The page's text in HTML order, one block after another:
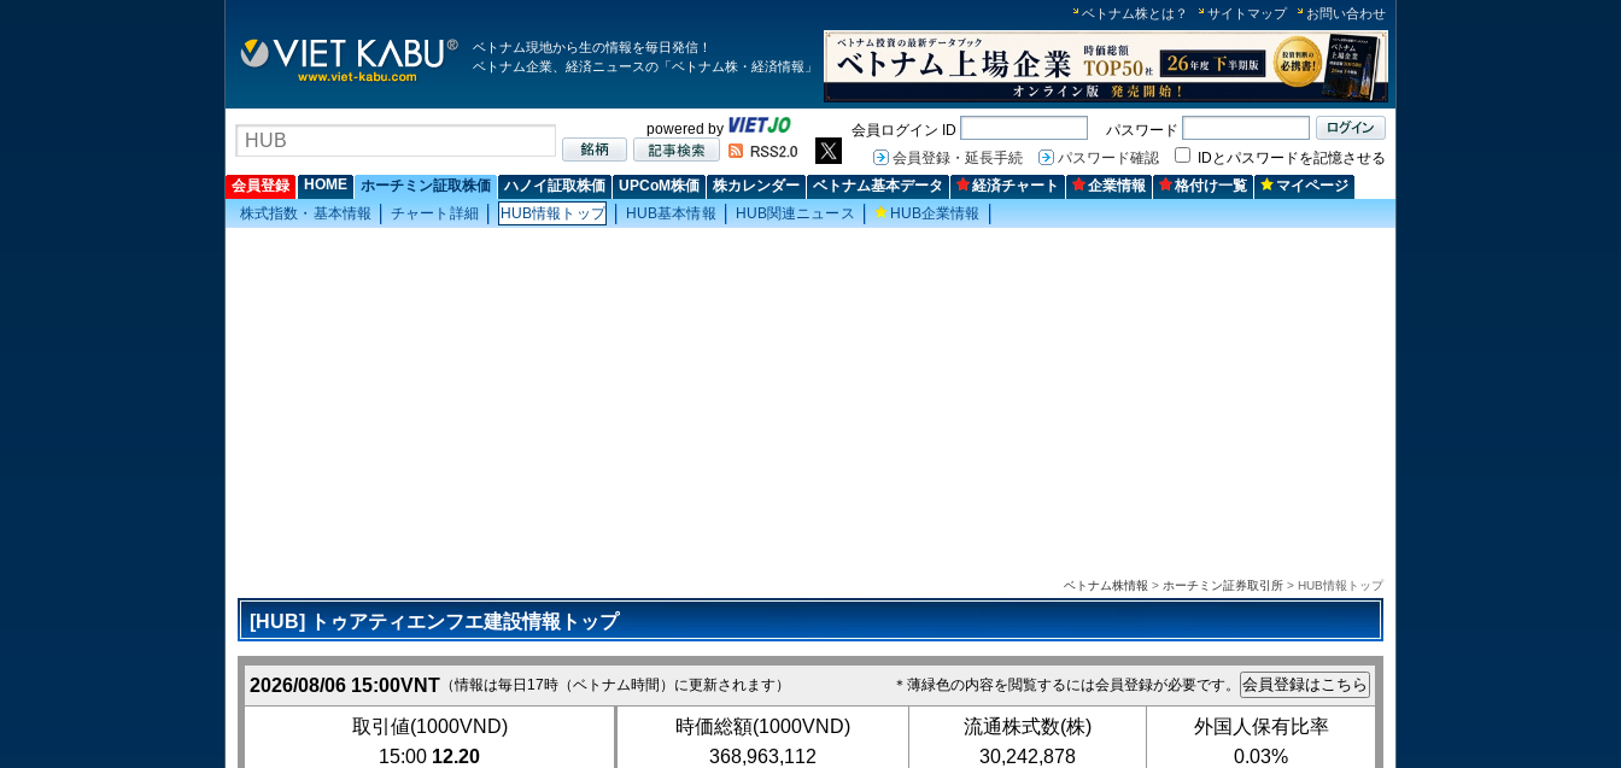
ベトナム株とは？ サイトマップ お問い合わせ
ベトナム現地から生の情報を毎日発信！
ベトナム企業、経済ニュースの「ベトナム株・経済情報」
powered by 会員ログイン ID
パスワード
会員登録・延長手続
パスワード確認
IDとパスワードを記憶させる
会員登録
HOME ホーチミン証取株価 ハノイ証取株価 UPCoM株価 株カレンダー ベトナム基本データ 経済チャート 企業情報 格付け一覧
マイページ
株式指数・基本情報
チャート詳細 HUB情報トップ HUB基本情報 HUB関連ニュース HUB企業情報
ベトナム株情報 > ホーチミン証券取引所 > HUB情報トップ
[HUB] トゥアティエンフエ建設情報トップ
＊薄緑色の内容を閲覧するには会員登録が必要です。
2026/08/06 15:00VNT （情報は毎日17時（ベトナム時間）に更新されます）
取引値(1000VND)
15:00 12.20
時価総額(1000VND)
368,963,112
流通株式数(株)
30,242,878
外国人保有比率
0.03%